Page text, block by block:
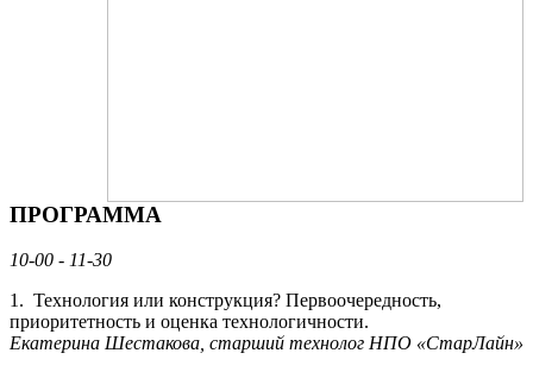
ПРОГРАММА
10-00 - 11-30
1. Технология или конструкция? Первоочередность,
приоритетность и оценка технологичности.
Екатерина Шестакова, старший технолог НПО «СтарЛайн»